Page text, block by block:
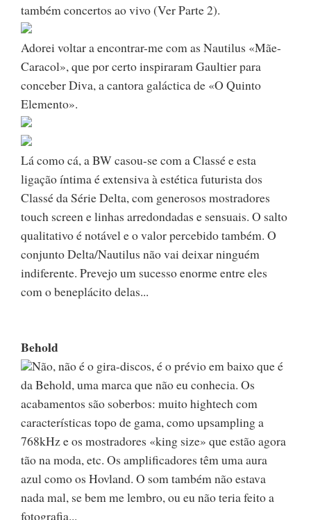
também concertos ao vivo (Ver Parte 2).
Adorei voltar a encontrar-me com as Nautilus «Mãe-
Caracol», que por certo inspiraram Gaultier para
conceber Diva, a cantora galáctica de «O Quinto
Elemento».
Lá como cá, a BW casou-se com a Classé e esta
ligação íntima é extensiva à estética futurista dos
Classé da Série Delta, com generosos mostradores
touch screen e linhas arredondadas e sensuais. O salto
qualitativo é notável e o valor percebido também. O
conjunto Delta/Nautilus não vai deixar ninguém
indiferente. Prevejo um sucesso enorme entre eles
com o beneplácito delas...
Behold
Não, não é o gira-discos, é o prévio em baixo que é
da Behold, uma marca que não eu conhecia. Os
acabamentos são soberbos: muito hightech com
características topo de gama, como upsampling a
768kHz e os mostradores «king size» que estão agora
tão na moda, etc. Os amplificadores têm uma aura
azul como os Hovland. O som também não estava
nada mal, se bem me lembro, ou eu não teria feito a
fotografia...